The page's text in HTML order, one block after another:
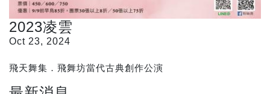
2023凌雲
Oct 23, 2024
飛天舞集．飛舞坊當代古典創作公演